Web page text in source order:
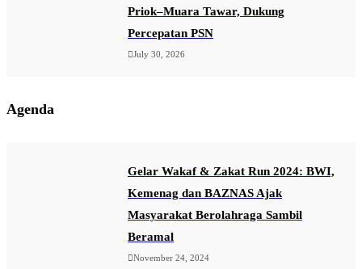
Priok–Muara Tawar, Dukung
Percepatan PSN
July 30, 2026
Agenda
Gelar Wakaf & Zakat Run 2024: BWI,
Kemenag dan BAZNAS Ajak
Masyarakat Berolahraga Sambil
Beramal
November 24, 2024